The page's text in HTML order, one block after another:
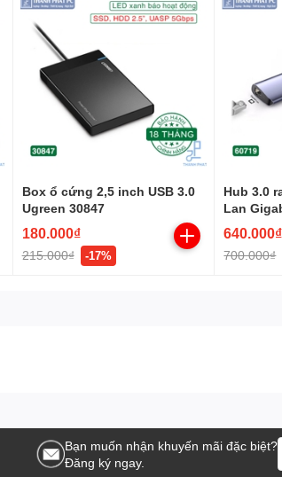
Vàng 24k
trên màn hình, tivi... và ngược lại.
Box ổ cứng 2,5 inch USB 3.0
Ugreen 30847
180.000₫
215.000₫ -17%
Hub 3.0
Lan
Ugreen
640.000₫
700.000₫
Bạn muốn nhận khuyến mãi đặc biệt?
Đăng ký ngay.